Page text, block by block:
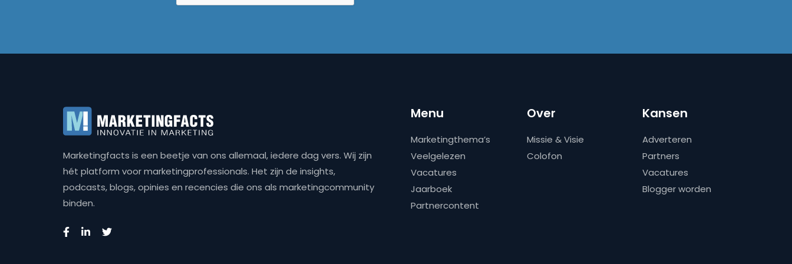
Marketingfacts is een beetje van ons allemaal, iedere dag vers. Wij zijn
hét platform voor marketingprofessionals. Het zijn de insights,
podcasts, blogs, opinies en recencies die ons als marketingcommunity
binden.
Menu
Marketingthema’s
Veelgelezen
Vacatures
Jaarboek
Partnercontent
Over
Missie & Visie
Colofon
Kansen
Adverteren
Partners
Vacatures
Blogger worden